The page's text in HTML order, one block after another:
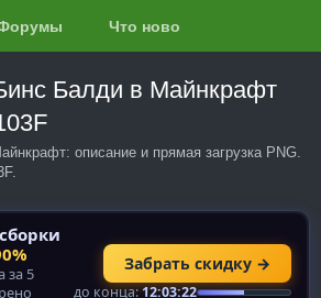
Что нового?
Балди в Майнкрафт
описание и прямая загрузка PNG.